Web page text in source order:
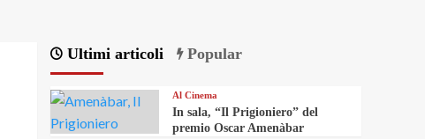
Ultimi articoli Popular
Al Cinema
In sala, “Il Prigioniero” del
premio Oscar Amenàbar